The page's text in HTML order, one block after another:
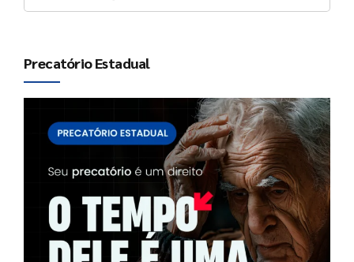
Precatório Estadual